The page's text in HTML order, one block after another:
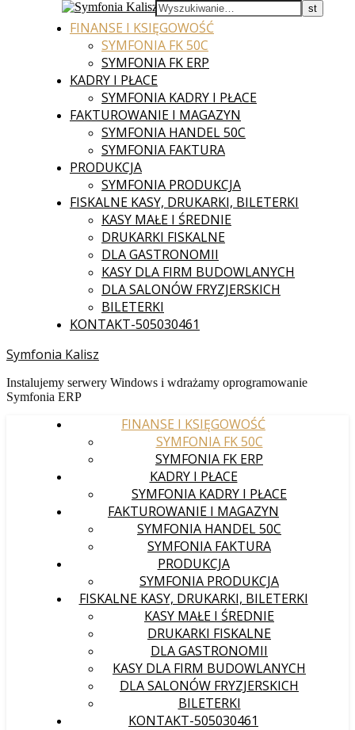
FINANSE I KSIĘGOWOŚĆ
SYMFONIA FK 50C
SYMFONIA FK ERP
KADRY I PŁACE
SYMFONIA KADRY I PŁACE
FAKTUROWANIE I MAGAZYN
SYMFONIA HANDEL 50C
SYMFONIA FAKTURA
PRODUKCJA
SYMFONIA PRODUKCJA
FISKALNE KASY, DRUKARKI, BILETERKI
KASY MAŁE I ŚREDNIE
DRUKARKI FISKALNE
DLA GASTRONOMII
KASY DLA FIRM BUDOWLANYCH
DLA SALONÓW FRYZJERSKICH
BILETERKI
KONTAKT-505030461
Symfonia Kalisz
Instalujemy serwery Windows i wdrażamy oprogramowanie
Symfonia ERP
FINANSE I KSIĘGOWOŚĆ
SYMFONIA FK 50C
SYMFONIA FK ERP
KADRY I PŁACE
SYMFONIA KADRY I PŁACE
FAKTUROWANIE I MAGAZYN
SYMFONIA HANDEL 50C
SYMFONIA FAKTURA
PRODUKCJA
SYMFONIA PRODUKCJA
FISKALNE KASY, DRUKARKI, BILETERKI
KASY MAŁE I ŚREDNIE
DRUKARKI FISKALNE
DLA GASTRONOMII
KASY DLA FIRM BUDOWLANYCH
DLA SALONÓW FRYZJERSKICH
BILETERKI
KONTAKT-505030461